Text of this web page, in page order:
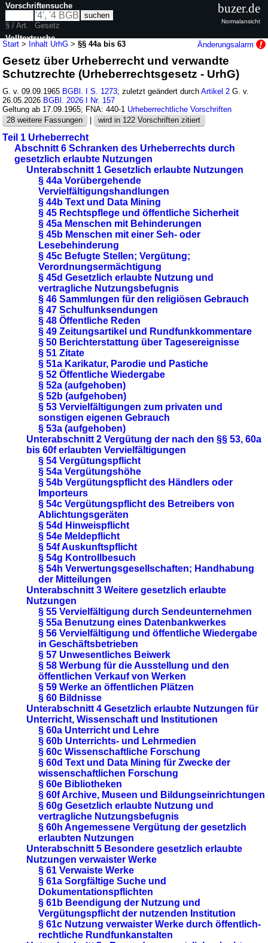
Start > Inhalt UrhG >§§ 44a bis 63 Änderungsalarm
Gesetz über Urheberrecht und verwandte
Schutzrechte (Urheberrechtsgesetz - UrhG)
G. v. 09.09.1965 BGBl. I S. 1273; zuletzt geändert durchArtikel 2 G. v.
26.05.2026 BGBl. 2026 I Nr. 157
Geltung ab 17.09.1965; FNA: 440-1 Urheberrechtliche Vorschriften
28 weitere Fassungen
| wird in 122 Vorschriften zitiert
Teil 1 Urheberrecht
Abschnitt 6 Schranken des Urheberrechts durch
gesetzlich erlaubte Nutzungen
Unterabschnitt 1 Gesetzlich erlaubte Nutzungen
§ 44a Vorübergehende
Vervielfältigungshandlungen
§ 44b Text und Data Mining
§ 45 Rechtspflege und öffentliche Sicherheit
§ 45a Menschen mit Behinderungen
§ 45b Menschen mit einer Seh- oder
Lesebehinderung
§ 45c Befugte Stellen; Vergütung;
Verordnungsermächtigung
§ 45d Gesetzlich erlaubte Nutzung und
vertragliche Nutzungsbefugnis
§ 46 Sammlungen für den religiösen Gebrauch
§ 47 Schulfunksendungen
§ 48 Öffentliche Reden
§ 49 Zeitungsartikel und Rundfunkkommentare
§ 50 Berichterstattung über Tagesereignisse
§ 51 Zitate
§ 51a Karikatur, Parodie und Pastiche
§ 52 Öffentliche Wiedergabe
§ 52a (aufgehoben)
§ 52b (aufgehoben)
§ 53 Vervielfältigungen zum privaten und
sonstigen eigenen Gebrauch
§ 53a (aufgehoben)
Unterabschnitt 2 Vergütung der nach den §§ 53, 60a
bis 60f erlaubten Vervielfältigungen
§ 54 Vergütungspflicht
§ 54a Vergütungshöhe
§ 54b Vergütungspflicht des Händlers oder
Importeurs
§ 54c Vergütungspflicht des Betreibers von
Ablichtungsgeräten
§ 54d Hinweispflicht
§ 54e Meldepflicht
§ 54f Auskunftspflicht
§ 54g Kontrollbesuch
§ 54h Verwertungsgesellschaften; Handhabung
der Mitteilungen
Unterabschnitt 3 Weitere gesetzlich erlaubte
Nutzungen
§ 55 Vervielfältigung durch Sendeunternehmen
§ 55a Benutzung eines Datenbankwerkes
§ 56 Vervielfältigung und öffentliche Wiedergabe
in Geschäftsbetrieben
§ 57 Unwesentliches Beiwerk
§ 58 Werbung für die Ausstellung und den
öffentlichen Verkauf von Werken
§ 59 Werke an öffentlichen Plätzen
§ 60 Bildnisse
Unterabschnitt 4 Gesetzlich erlaubte Nutzungen für
Unterricht, Wissenschaft und Institutionen
§ 60a Unterricht und Lehre
§ 60b Unterrichts- und Lehrmedien
§ 60c Wissenschaftliche Forschung
§ 60d Text und Data Mining für Zwecke der
wissenschaftlichen Forschung
§ 60e Bibliotheken
§ 60f Archive, Museen und Bildungseinrichtungen
§ 60g Gesetzlich erlaubte Nutzung und
vertragliche Nutzungsbefugnis
§ 60h Angemessene Vergütung der gesetzlich
erlaubten Nutzungen
Unterabschnitt 5 Besondere gesetzlich erlaubte
Nutzungen verwaister Werke
§ 61 Verwaiste Werke
§ 61a Sorgfältige Suche und
Dokumentationspflichten
§ 61b Beendigung der Nutzung und
Vergütungspflicht der nutzenden Institution
§ 61c Nutzung verwaister Werke durch öffentlich-
rechtliche Rundfunkanstalten
Vorschriftensuche
§ / Art.
Gesetz
Volltextsuche
nur in UrhG
buzer.de
Normalansicht